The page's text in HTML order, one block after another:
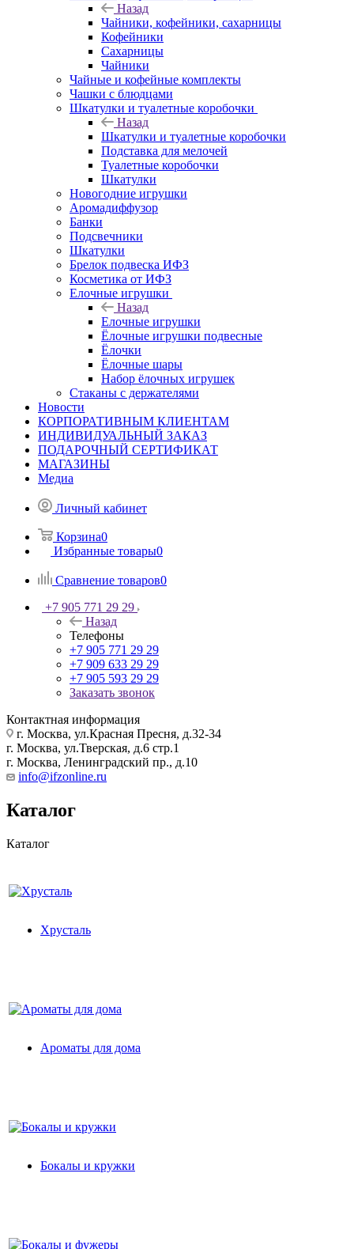
Назад
Чайники, кофейники, сахарницы
Кофейники
Сахарницы
Чайники
Чайные и кофейные комплекты
Чашки с блюдцами
Шкатулки и туалетные коробочки
Назад
Шкатулки и туалетные коробочки
Подставка для мелочей
Туалетные коробочки
Шкатулки
Новогодние игрушки
Аромадиффузор
Банки
Подсвечники
Шкатулки
Брелок подвеска ИФЗ
Косметика от ИФЗ
Елочные игрушки
Назад
Елочные игрушки
Ёлочные игрушки подвесные
Ёлочки
Ёлочные шары
Набор ёлочных игрушек
Стаканы с держателями
Новости
КОРПОРАТИВНЫМ КЛИЕНТАМ
ИНДИВИДУАЛЬНЫЙ ЗАКАЗ
ПОДАРОЧНЫЙ СЕРТИФИКАТ
МАГАЗИНЫ
Медиа
Личный кабинет
Корзина0
Избранные товары0
Сравнение товаров0
+7 905 771 29 29
Назад
Телефоны
+7 905 771 29 29
+7 909 633 29 29
+7 905 593 29 29
Заказать звонок
Контактная информация
г. Москва, ул.Красная Пресня, д.32-34
г. Москва, ул.Тверская, д.6 стр.1
г. Москва, Ленинградский пр., д.10
info@ifzonline.ru
Каталог
Каталог
Хрусталь
Ароматы для дома
Бокалы и кружки